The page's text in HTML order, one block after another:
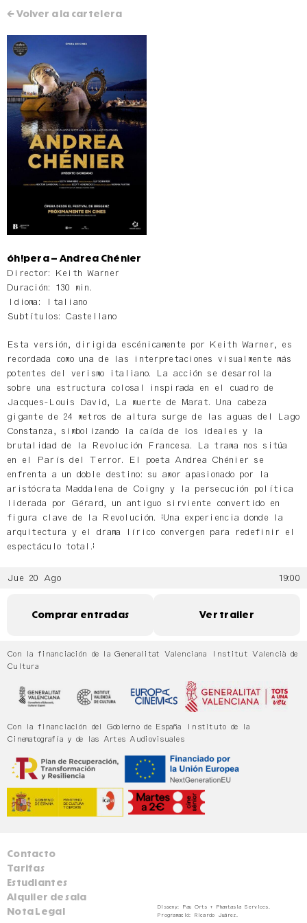
← Volver a la cartelera
óh!pera – Andrea Chénier
Director: Keith Warner
Duración: 130 min.
Idioma: Italiano
Subtítulos: Castellano
Esta versión, dirigida escénicamente por Keith Warner, es
recordada como una de las interpretaciones visualmente más
potentes del verismo italiano. La acción se desarrolla
sobre una estructura colosal inspirada en el cuadro de
Jacques-Louis David, La muerte de Marat. Una cabeza
gigante de 24 metros de altura surge de las aguas del Lago
Constanza, simbolizando la caída de los ideales y la
brutalidad de la Revolución Francesa. La trama nos sitúa
en el París del Terror. El poeta Andrea Chénier se
enfrenta a un doble destino: su amor apasionado por la
aristócrata Maddalena de Coigny y la persecución política
liderada por Gérard, un antiguo sirviente convertido en
figura clave de la Revolución. "Una experiencia donde la
arquitectura y el drama lírico convergen para redefinir el
espectáculo total."
Jue 20 Ago 19:00
Comprar entradas Ver trailer
Con la financiación de la Generalitat Valenciana Institut Valencià de
Cultura
Con la financiación del Gobierno de España Instituto de la
Cinematografía y de las Artes Audiovisuales
Contacto
Tarifas
Estudiantes
Alquiler de sala
Nota Legal
Disseny: Pau Orts + Phantasia Services.
Programació: Ricardo Juárez.